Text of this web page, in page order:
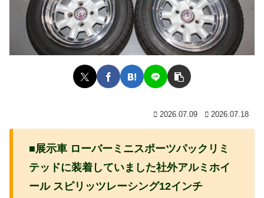
2026.07.09 2026.07.18
■展示車 ローバーミニスポーツパックリミ
テッドに装着していました社外アルミホイ
ール スピリッツレーシング12インチ